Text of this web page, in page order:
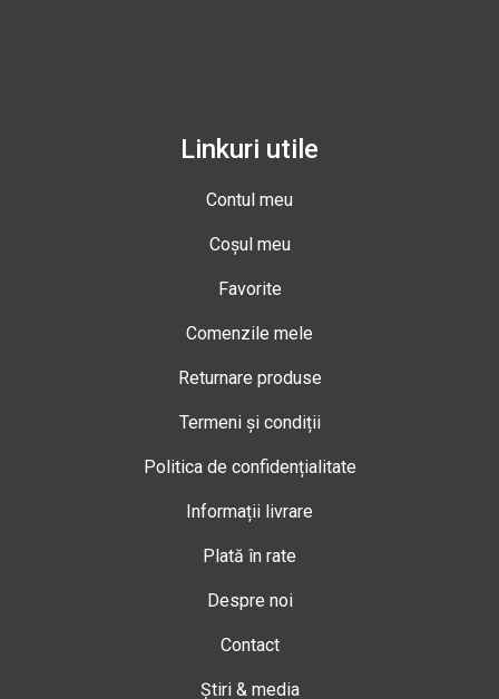
Linkuri utile
Contul meu
Coșul meu
Favorite
Comenzile mele
Returnare produse
Termeni și condiții
Politica de confidențialitate
Informații livrare
Plată în rate
Despre noi
Contact
Știri & media